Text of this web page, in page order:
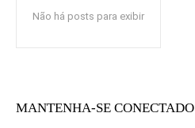
Não há posts para exibir
MANTENHA-SE CONECTADO